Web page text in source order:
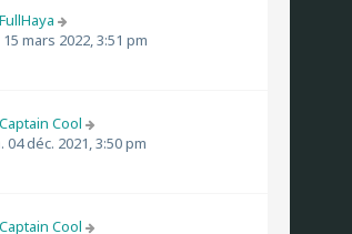
FullHaya
15 mars 2022, 3:51 pm
Captain Cool
04 déc. 2021, 3:50 pm
Captain Cool